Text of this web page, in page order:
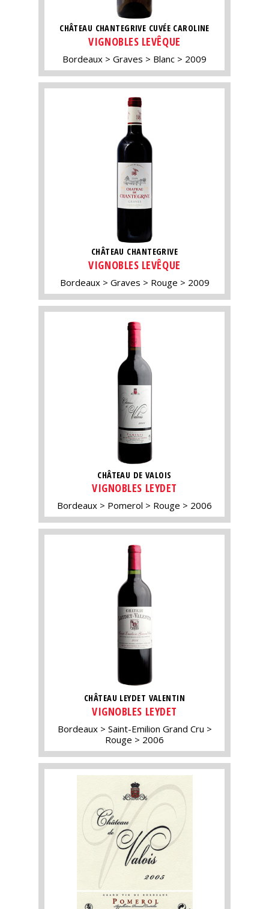
CHÂTEAU CHANTEGRIVE CUVÉE CAROLINE
VIGNOBLES LEVÊQUE
Bordeaux Graves Blanc 2009
CHÂTEAU CHANTEGRIVE
VIGNOBLES LEVÊQUE
Bordeaux Graves Rouge 2009
CHÂTEAU DE VALOIS
VIGNOBLES LEYDET
Bordeaux Pomerol Rouge 2006
CHÂTEAU LEYDET VALENTIN
VIGNOBLES LEYDET
Bordeaux
Saint-Emilion Grand Cru
Rouge
2006